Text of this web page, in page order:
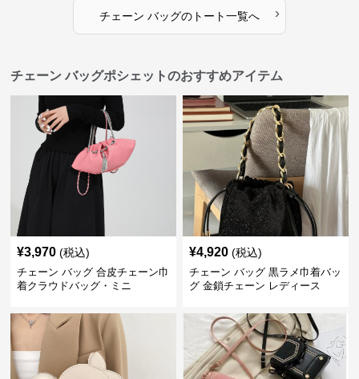
チェーン バッグのトート一覧へ ›
チェーン バッグポシェットのおすすめアイテム
¥3,970 (税込)
チェーン バッグ 合皮チェーン巾
着クラウドバッグ・ミニ
¥4,920 (税込)
チェーン バッグ 黒ラメ巾着バッ
グ 金鎖チェーン レディース